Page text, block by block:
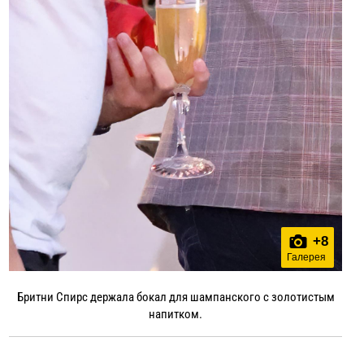
+8
Галерея
Бритни Спирс держала бокал для шампанского с золотистым
напитком.